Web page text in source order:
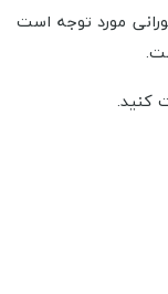
مورد توجه است
کنید.